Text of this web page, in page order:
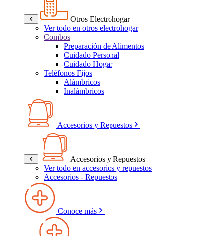
Otros Electrohogar
Ver todo en otros electrohogar
Combos
Preparación de Alimentos
Cuidado Personal
Cuidado Hogar
Teléfonos Fijos
Alámbricos
Inalámbricos
Accesorios y Repuestos
Accesorios y Repuestos
Ver todo en accesorios y repuestos
Accesorios - Repuestos
Conoce más